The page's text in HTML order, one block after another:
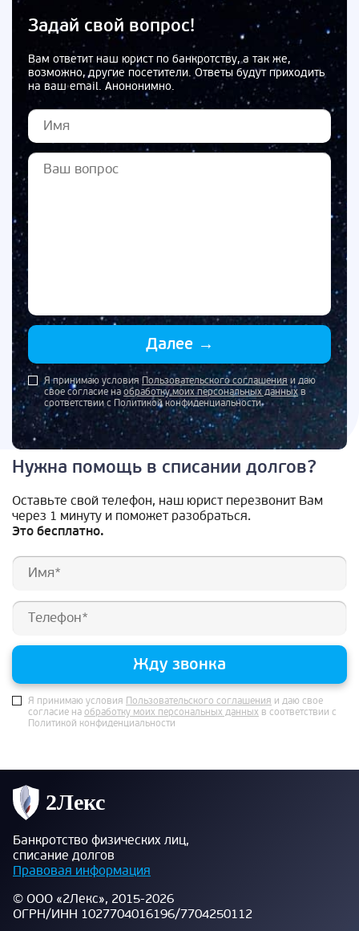
Задай свой вопрос!
Вам ответит наш юрист по банкротству, а так же,
возможно, другие посетители. Ответы будут приходить
на ваш email. Анононимно.
Далее →
Я принимаю условия Пользовательского соглашенияи даю
свое согласие на обработку моих персональных данныхв
соответствии с Политикой конфиденциальности
Нужна помощь в списании долгов?
Оставьте свой телефон, наш юрист перезвонит Вам
через 1 минуту и поможет разобраться.
Это бесплатно.
Жду звонка
Я принимаю условия Пользовательского соглашения и даю свое
согласие на обработку моих персональных данных в соответствии с
Политикой конфиденциальности
Банкротство физических лиц,
списание долгов
Правовая информация
© ООО «2Лекс», 2015-2026
ОГРН/ИНН 1027704016196/7704250112